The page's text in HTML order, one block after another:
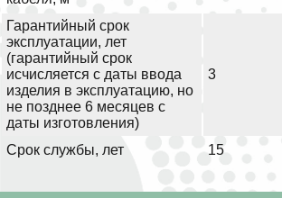
Гарантийный срок
эксплуатации, лет
(гарантийный срок
исчисляется с даты ввода
изделия в эксплуатацию, но
не позднее 6 месяцев с
даты изготовления)
3
Срок службы, лет 15